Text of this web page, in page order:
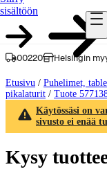
sisältöön
00220 Helsingin
Etusivu / Puhelimet,
pikalaturit / Tuote
Käytössäsi on
sivusto ei enää
Kysy